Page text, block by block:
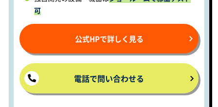
可
公式HPで詳しく見る
電話で問い合わせる